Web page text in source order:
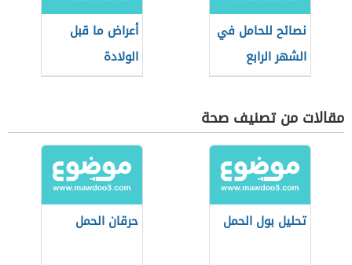
نصائح للحامل في
الشهر الرابع
والخامس
أعراض ما قبل
الولادة
مقالات من تصنيف صحة
تحليل بول الحمل حرقان الحمل